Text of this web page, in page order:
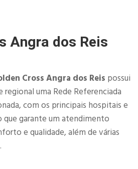
Angra dos Reis
Cross Angra dos Reis possui
regional uma Rede Referenciada
com os principais hospitais e
que garante um atendimento
e qualidade, além de várias